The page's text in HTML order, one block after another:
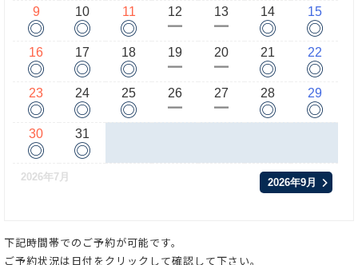
9
◎
10
◎
11
◎
12
ー
13
ー
14
◎
15
◎
16
◎
17
◎
18
◎
19
ー
20
ー
21
◎
22
◎
23
◎
24
◎
25
◎
26
ー
27
ー
28
◎
29
◎
30
◎
31
◎
2026年7月 2026年9月
下記時間帯でのご予約が可能です。
ご予約状況は日付をクリックして確認して下さい。